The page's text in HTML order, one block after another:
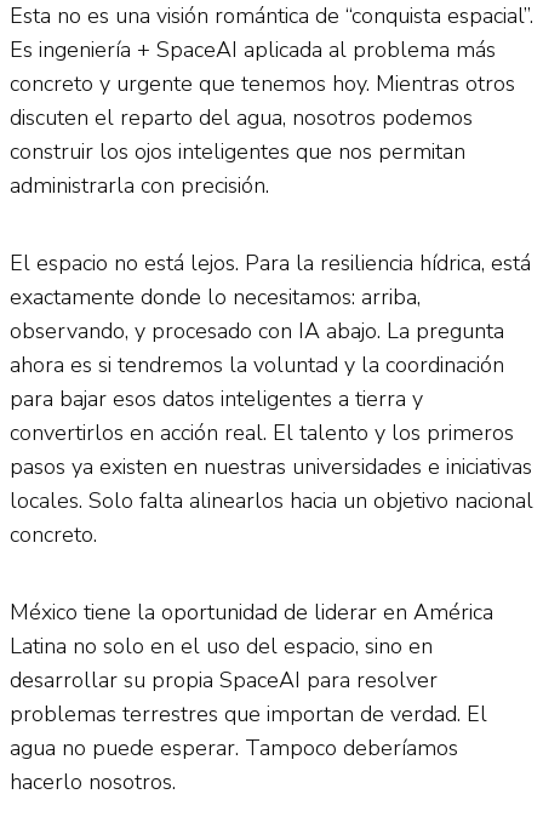
Esta no es una visión romántica de “conquista espacial”.
Es ingeniería + SpaceAI aplicada al problema más
concreto y urgente que tenemos hoy. Mientras otros
discuten el reparto del agua, nosotros podemos
construir los ojos inteligentes que nos permitan
administrarla con precisión.
El espacio no está lejos. Para la resiliencia hídrica, está
exactamente donde lo necesitamos: arriba,
observando, y procesado con IA abajo. La pregunta
ahora es si tendremos la voluntad y la coordinación
para bajar esos datos inteligentes a tierra y
convertirlos en acción real. El talento y los primeros
pasos ya existen en nuestras universidades e iniciativas
locales. Solo falta alinearlos hacia un objetivo nacional
concreto.
México tiene la oportunidad de liderar en América
Latina no solo en el uso del espacio, sino en
desarrollar su propia SpaceAI para resolver
problemas terrestres que importan de verdad. El
agua no puede esperar. Tampoco deberíamos
hacerlo nosotros.